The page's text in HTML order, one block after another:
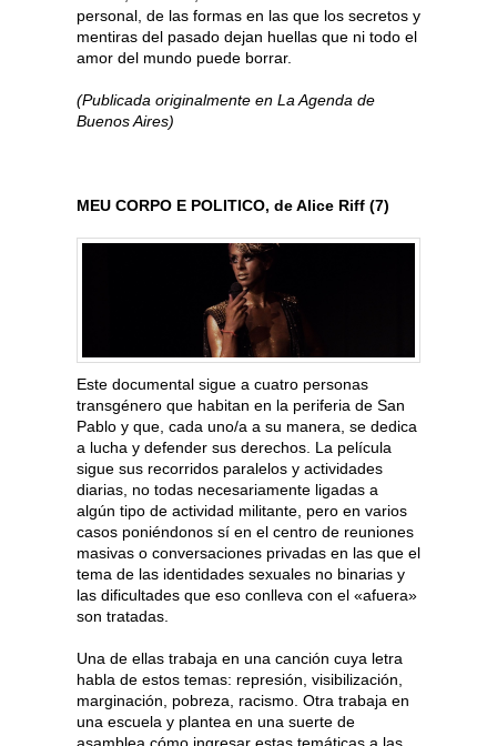
personal, de las formas en las que los secretos y
mentiras del pasado dejan huellas que ni todo el
amor del mundo puede borrar.
(Publicada originalmente en La Agenda de
Buenos Aires)
MEU CORPO E POLITICO, de Alice Riff (7)
Este documental sigue a cuatro personas
transgénero que habitan en la periferia de San
Pablo y que, cada uno/a a su manera, se dedica
a lucha y defender sus derechos. La película
sigue sus recorridos paralelos y actividades
diarias, no todas necesariamente ligadas a
algún tipo de actividad militante, pero en varios
casos poniéndonos sí en el centro de reuniones
masivas o conversaciones privadas en las que el
tema de las identidades sexuales no binarias y
las dificultades que eso conlleva con el «afuera»
son tratadas.
Una de ellas trabaja en una canción cuya letra
habla de estos temas: represión, visibilización,
marginación, pobreza, racismo. Otra trabaja en
una escuela y plantea en una suerte de